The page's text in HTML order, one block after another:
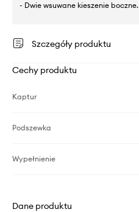
- Dwie wsuwane kieszenie boczne.
Szczegóły produktu
Cechy produktu
Kaptur
Podszewka
Wypełnienie
Dane produktu